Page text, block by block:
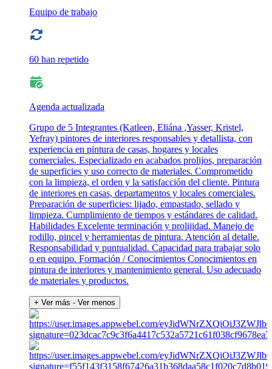
Equipo de trabajo
60 han repetido
Agenda actualizada
Grupo de 5 Integrantes (Katleen, Eliána ,Yasser, Kristel,
Yefray) pintores de interiores responsables y detallista, con
experiencia en pintura de casas, hogares y locales
comerciales. Especializado en acabados prolijos, preparación
de superficies y uso correcto de materiales. Comprometido
con la limpieza, el orden y la satisfacción del cliente. Pintura
de interiores en casas, departamentos y locales comerciales.
Preparación de superficies: lijado, empastado, sellado y
limpieza. Cumplimiento de tiempos y estándares de calidad.
Habilidades Excelente terminación y prolijidad. Manejo de
rodillo, pincel y herramientas de pintura. Atención al detalle.
Responsabilidad y puntualidad. Capacidad para trabajar solo
o en equipo. Formación / Conocimientos Conocimientos en
pintura de interiores y mantenimiento general. Uso adecuado
de materiales y productos.
+ Ver más - Ver menos